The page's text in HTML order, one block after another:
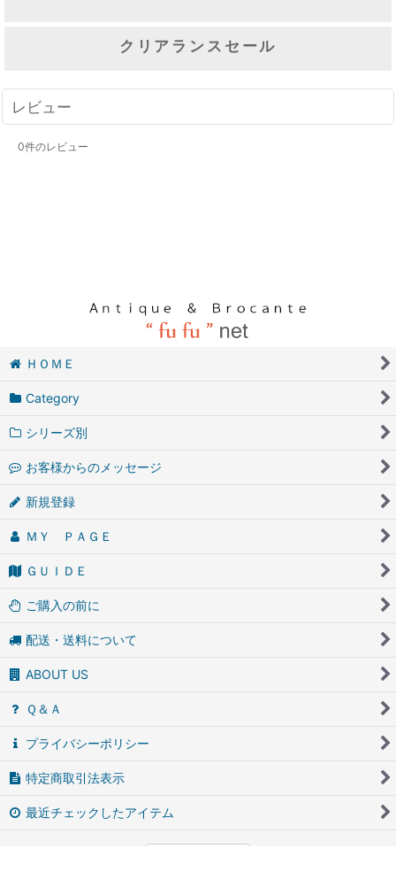
クリアランスセール
レビュー
0件のレビュー
ＨＯＭＥ
Category
シリーズ別
お客様からのメッセージ
新規登録
ＭＹ ＰＡＧＥ
ＧＵＩＤＥ
ご購入の前に
配送・送料について
ABOUT US
Ｑ＆Ａ
プライバシーポリシー
特定商取引法表示
最近チェックしたアイテム